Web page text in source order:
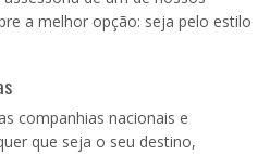
a melhor opção: seja pelo estilo
companhias nacionais e
que seja o seu destino,